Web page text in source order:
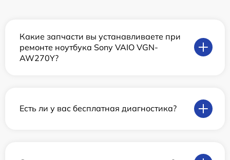
Какие запчасти вы устанавливаете при
ремонте ноутбука Sony VAIO VGN-
AW270Y?
Есть ли у вас бесплатная диагностика?